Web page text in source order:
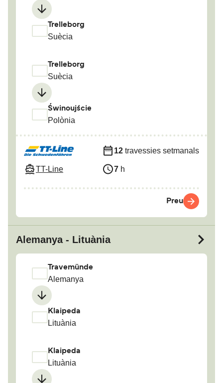
Trelleborg
Suècia
Trelleborg
Suècia
Świnoujście
Polònia
TT-Line
12 travessies setmanals
7 h
Preu
Alemanya - Lituània
Travemünde
Alemanya
Klaipeda
Lituània
Klaipeda
Lituània